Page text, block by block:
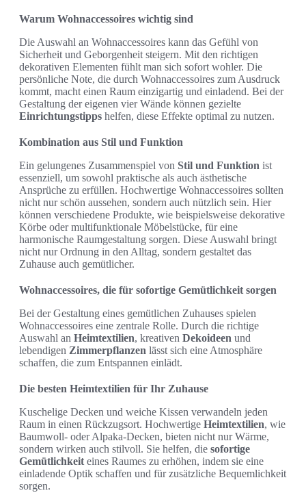
Warum Wohnaccessoires wichtig sind
Die Auswahl an Wohnaccessoires kann das Gefühl von
Sicherheit und Geborgenheit steigern. Mit den richtigen
dekorativen Elementen fühlt man sich sofort wohler. Die
persönliche Note, die durch Wohnaccessoires zum Ausdruck
kommt, macht einen Raum einzigartig und einladend. Bei der
Gestaltung der eigenen vier Wände können gezielte
Einrichtungstipps helfen, diese Effekte optimal zu nutzen.
Kombination aus Stil und Funktion
Ein gelungenes Zusammenspiel von Stil und Funktion ist
essenziell, um sowohl praktische als auch ästhetische
Ansprüche zu erfüllen. Hochwertige Wohnaccessoires sollten
nicht nur schön aussehen, sondern auch nützlich sein. Hier
können verschiedene Produkte, wie beispielsweise dekorative
Körbe oder multifunktionale Möbelstücke, für eine
harmonische Raumgestaltung sorgen. Diese Auswahl bringt
nicht nur Ordnung in den Alltag, sondern gestaltet das
Zuhause auch gemütlicher.
Wohnaccessoires, die für sofortige Gemütlichkeit sorgen
Bei der Gestaltung eines gemütlichen Zuhauses spielen
Wohnaccessoires eine zentrale Rolle. Durch die richtige
Auswahl an Heimtextilien, kreativen Dekoideen und
lebendigen Zimmerpflanzen lässt sich eine Atmosphäre
schaffen, die zum Entspannen einlädt.
Die besten Heimtextilien für Ihr Zuhause
Kuschelige Decken und weiche Kissen verwandeln jeden
Raum in einen Rückzugsort. Hochwertige Heimtextilien, wie
Baumwoll- oder Alpaka-Decken, bieten nicht nur Wärme,
sondern wirken auch stilvoll. Sie helfen, die sofortige
Gemütlichkeit eines Raumes zu erhöhen, indem sie eine
einladende Optik schaffen und für zusätzliche Bequemlichkeit
sorgen.